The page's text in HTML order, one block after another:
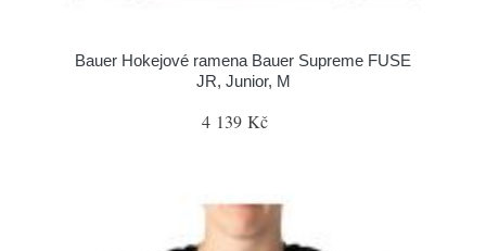
Bauer Hokejové ramena Bauer Supreme FUSE
JR, Junior, M
4 139 Kč